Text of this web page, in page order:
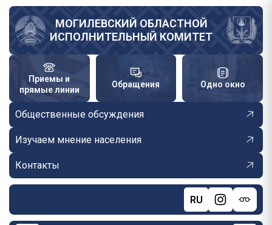
Перейти
основному
содержанию
МОГИЛЕВСКИЙ ОБЛАСТНОЙ
ИСПОЛНИТЕЛЬНЫЙ КОМИТЕТ
Приемы и
прямые линии
Обращения Одно окно
Общественные обсуждения
Изучаем мнение населения
Контакты
RU